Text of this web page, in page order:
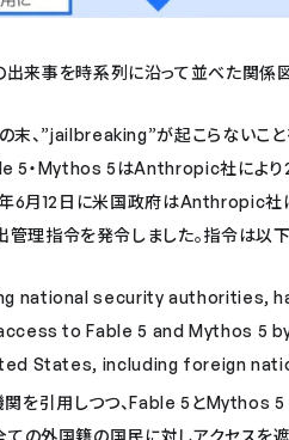
来事を時系列に沿って並べた関係
、”jailbreaking”が起こらないこと
5・Mythos 5はAnthropic社によ
年6月12日に米国政府はAnthropic
理指令を発令しました。指令は以下
national security authorities,
to Fable 5 and Mythos 5
States, including foreign
を引用しつつ、Fable 5とMythos 5
の外国籍の国民に対しアクセスを